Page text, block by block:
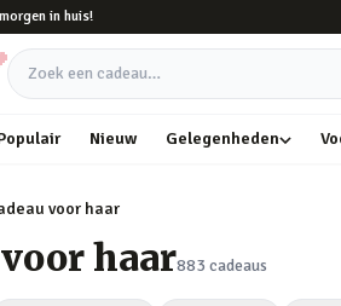
in huis!
Zoek een cadeau
Nieuw Gelegenheden
voor haar
haar883 cadeaus